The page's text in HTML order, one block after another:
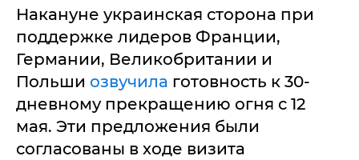
Накануне украинская сторона при
поддержке лидеров Франции,
Германии, Великобритании и
Польши озвучила готовность к 30-
дневному прекращению огня с 12
мая. Эти предложения были
согласованы в ходе визита